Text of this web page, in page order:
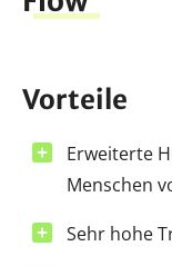
Vorteile
Erweiterte
Menschen
Sehr hohe